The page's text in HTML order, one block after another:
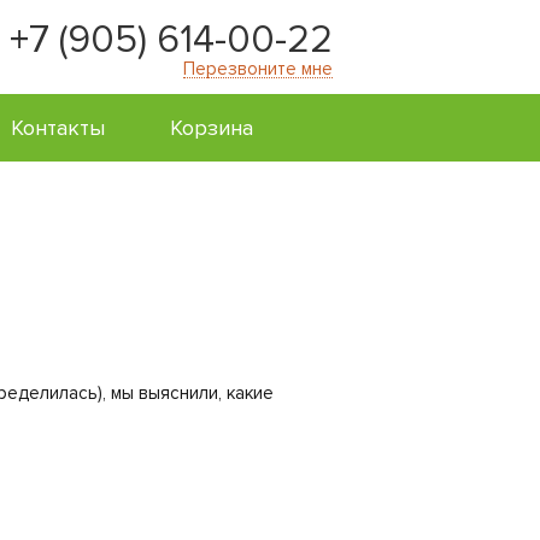
+7 (905) 614-00-22
Перезвоните мне
Контакты Корзина
мы выяснили, какие